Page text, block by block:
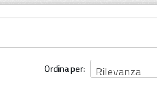
Ordina per